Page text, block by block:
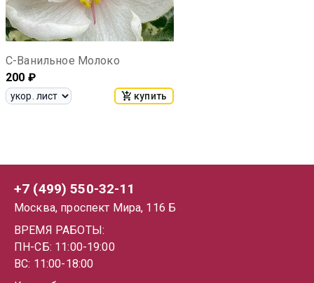
С-Ванильное Молоко
200 ₽
купить
+7 (499) 550-32-11
Москва, проспект Мира, 116 Б
ВРЕМЯ РАБОТЫ:
ПН-СБ: 11:00-19:00
ВС: 11:00-18:00